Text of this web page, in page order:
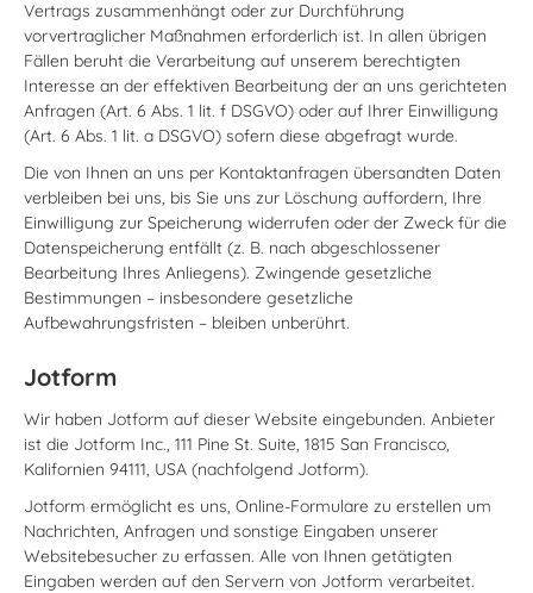
Vertrags zusammenhängt oder zur Durchführung
vorvertraglicher Maßnahmen erforderlich ist. In allen übrigen
Fällen beruht die Verarbeitung auf unserem berechtigten
Interesse an der effektiven Bearbeitung der an uns gerichteten
Anfragen (Art. 6 Abs. 1 lit. f DSGVO) oder auf Ihrer Einwilligung
(Art. 6 Abs. 1 lit. a DSGVO) sofern diese abgefragt wurde.
Die von Ihnen an uns per Kontaktanfragen übersandten Daten
verbleiben bei uns, bis Sie uns zur Löschung auffordern, Ihre
Einwilligung zur Speicherung widerrufen oder der Zweck für die
Datenspeicherung entfällt (z. B. nach abgeschlossener
Bearbeitung Ihres Anliegens). Zwingende gesetzliche
Bestimmungen – insbesondere gesetzliche
Aufbewahrungsfristen – bleiben unberührt.
Jotform
Wir haben Jotform auf dieser Website eingebunden. Anbieter
ist die Jotform Inc., 111 Pine St. Suite, 1815 San Francisco,
Kalifornien 94111, USA (nachfolgend Jotform).
Jotform ermöglicht es uns, Online-Formulare zu erstellen um
Nachrichten, Anfragen und sonstige Eingaben unserer
Websitebesucher zu erfassen. Alle von Ihnen getätigten
Eingaben werden auf den Servern von Jotform verarbeitet.